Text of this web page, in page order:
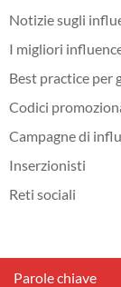
Notizie sugli
I migliori
Best practice per
Codici
Campagne di
Inserzionisti
Reti sociali
Parole chiave